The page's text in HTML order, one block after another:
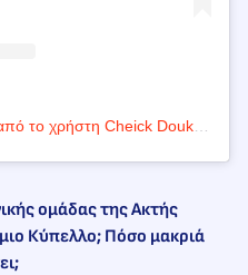
ομάδας της Ακτής
Κύπελλο; Πόσο μακριά